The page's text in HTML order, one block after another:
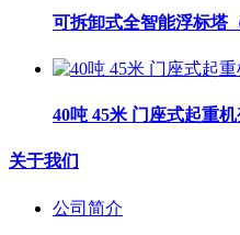
可拆卸式全智能浮标塔
40吨 45米 门座式起重
关于我们
公司简介